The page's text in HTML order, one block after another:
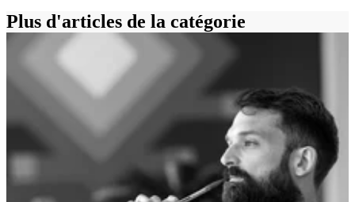
Plus d'articles de la catégorie